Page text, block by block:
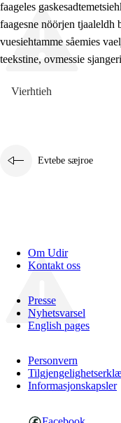
faageles
faagesne nöörjen tjaaleldh
vuesiehtamme såemies
teekstine, ovmessie
Vierhtieh
Evtebe sæjroe
Om Udir
Kontakt oss
Presse
Nyhetsvarsel
English pages
Personvern
Informasjonskapsler